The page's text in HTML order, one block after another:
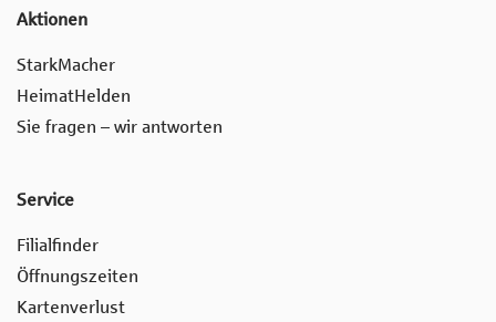
Aktionen
StarkMacher
HeimatHelden
Sie fragen – wir antworten
Service
Filialfinder
Öffnungszeiten
Kartenverlust